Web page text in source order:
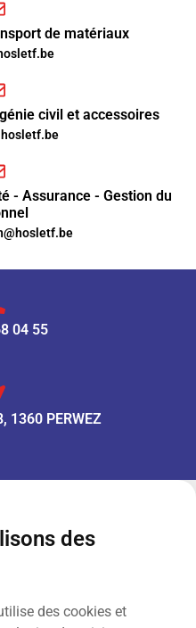
des
des cookies et
de matériaux
civil et accessoires
- Assurance - Gestion du
04 55
1360 PERWEZ
– 13h00
: